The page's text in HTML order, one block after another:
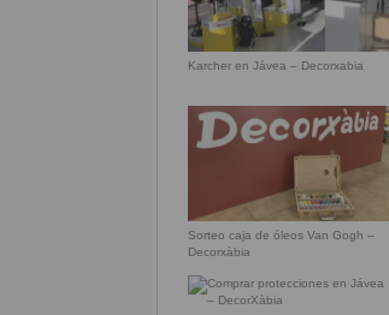
Karcher en Jávea – Decorxabia
Sorteo caja de óleos Van Gogh –
Decorxàbia